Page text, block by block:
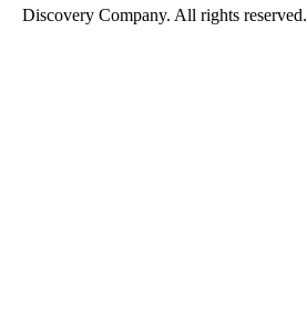
Discovery Company. All rights reserved.